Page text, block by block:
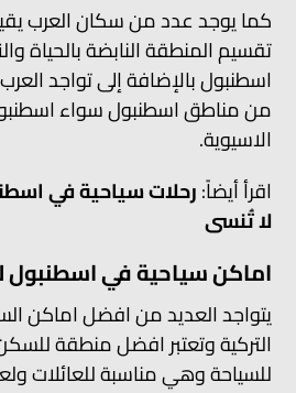
كما يوجد عدد من سكان العرب
تقسيم المنطقة النابضة بالحياة
اسطنبول بالإضافة إلى تواجد
من مناطق اسطنبول سواء
الاسيوية.
اقرأ أيضاً:رحلات سياحية في
لا تُنسى
اماكن سياحية في اسطنبول
يتواجد العديد من افضل اماكن
التركية وتعتبر افضل منطقة
للسياحة وهي مناسبة للعائلات